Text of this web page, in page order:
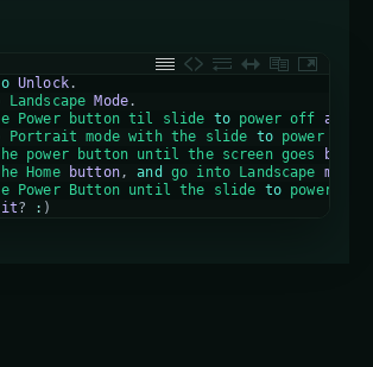
Unlock.
Landscape Mode.
Power button til slide to power off
Portrait mode with the slide to power
power button until the screen goes black
Home button, and go into Landscape mode
Power Button until the slide to power
it? : )